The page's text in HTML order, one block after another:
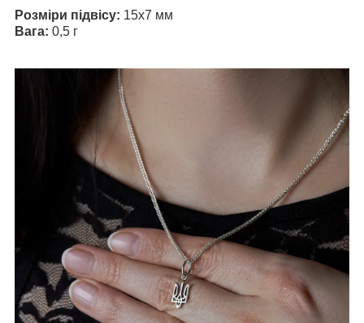
Розміри підвісу: 15х7 мм
Вага: 0,5 г